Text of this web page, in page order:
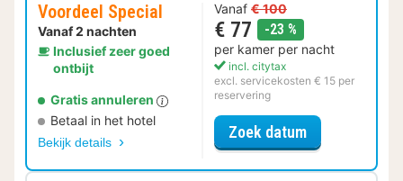
Voordeel Special
Vanaf 2 nachten
Inclusief zeer goed
ontbijt
Gratis annuleren
Betaal in het hotel
Bekijk details
Vanaf € 100
€ 77 -23 %
per kamer per nacht
incl. citytax
excl. servicekosten € 15 per
reservering
Zoek datumvoor Voordeel